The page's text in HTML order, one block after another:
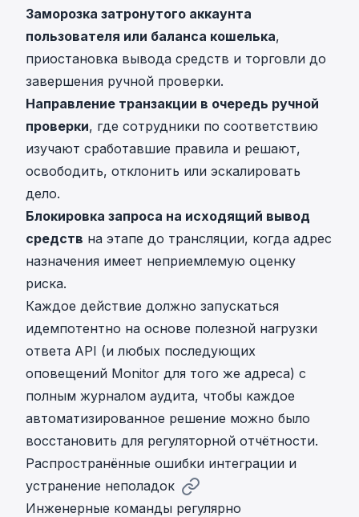
Заморозка затронутого аккаунта
пользователя или баланса кошелька,
приостановка вывода средств и торговли до
завершения ручной проверки.
Направление транзакции в очередь ручной
проверки, где сотрудники по соответствию
изучают сработавшие правила и решают,
освободить, отклонить или эскалировать
дело.
Блокировка запроса на исходящий вывод
средств на этапе до трансляции, когда адрес
назначения имеет неприемлемую оценку
риска.
Каждое действие должно запускаться
идемпотентно на основе полезной нагрузки
ответа API (и любых последующих
оповещений Monitor для того же адреса) с
полным журналом аудита, чтобы каждое
автоматизированное решение можно было
восстановить для регуляторной отчётности.
Распространённые ошибки интеграции и
устранение неполадок
Инженерные команды регулярно